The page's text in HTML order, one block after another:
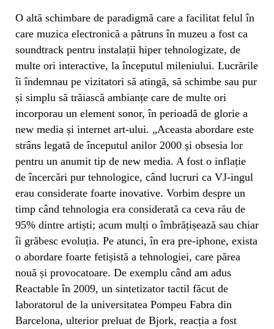
O altă schimbare de paradigmă care a facilitat felul în
care muzica electronică a pătruns în muzeu a fost ca
soundtrack pentru instalații hiper tehnologizate, de
multe ori interactive, la începutul mileniului. Lucrările
îi îndemnau pe vizitatori să atingă, să schimbe sau pur
și simplu să trăiască ambianțe care de multe ori
incorporau un element sonor, în perioadă de glorie a
new media și internet art-ului. „Aceasta abordare este
strâns legată de începutul anilor 2000 și obsesia lor
pentru un anumit tip de new media. A fost o inflație
de încercări pur tehnologice, când lucruri ca VJ-ingul
erau considerate foarte inovative. Vorbim despre un
timp când tehnologia era considerată ca ceva rău de
95% dintre artiști; acum mulți o îmbrățișează sau chiar
îi grăbesc evoluția. Pe atunci, în era pre-iphone, exista
o abordare foarte fetișistă a tehnologiei, care părea
nouă și provocatoare. De exemplu când am adus
Reactable în 2009, un sintetizator tactil făcut de
laboratorul de la universitatea Pompeu Fabra din
Barcelona, ulterior preluat de Bjork, reacția a fost